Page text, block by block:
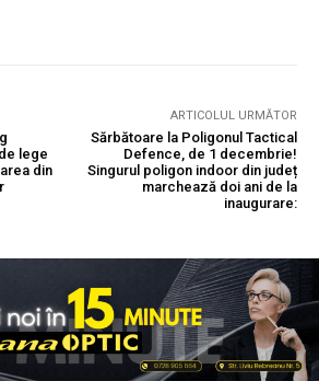
lege
din
ARTICOLUL URMĂTOR
Sărbătoare la Poligonul Tactical
Defence, de 1 decembrie!
Singurul poligon indoor din județ
marchează doi ani de la
inaugurare: